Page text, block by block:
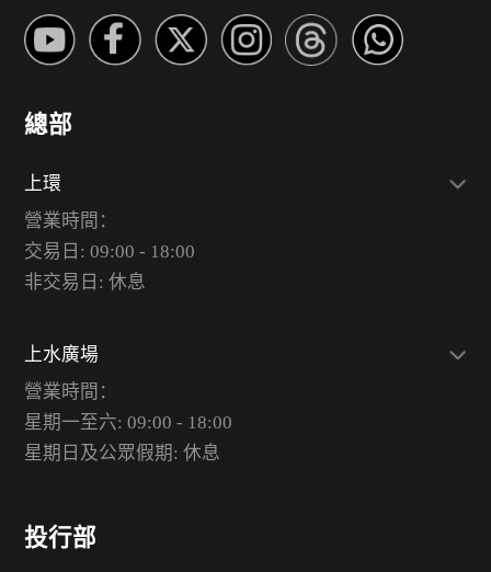
總部
上環
營業時間：
交易日: 09:00 - 18:00
非交易日: 休息
上水廣場
營業時間：
星期一至六: 09:00 - 18:00
星期日及公眾假期: 休息
投行部